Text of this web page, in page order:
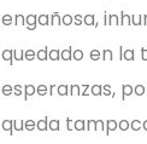
engañosa,
quedado en la
esperanzas,
queda